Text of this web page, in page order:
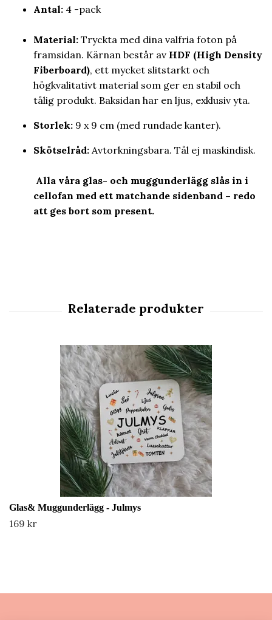
Antal: 4 -pack
Material: Tryckta med dina valfria foton på
framsidan. Kärnan består av HDF (High Density
Fiberboard), ett mycket slitstarkt och
högkvalitativt material som ger en stabil och
tålig produkt. Baksidan har en ljus, exklusiv yta.
Storlek: 9 x 9 cm (med rundade kanter).
Skötselråd: Avtorkningsbara. Tål ej maskindisk.
Alla våra glas- och muggunderlägg slås in i
cellofan med ett matchande sidenband – redo
att ges bort som present.
Glas& Muggunderlägg - Julmys
169 kr